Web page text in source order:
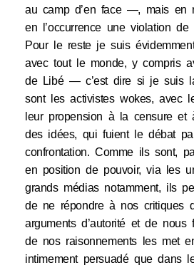
au camp d’en face —, mais en
en l’occurrence une violation
Pour le reste je suis
avec tout le monde, y compris
de Libé — c’est dire si je suis
sont les activistes wokes, avec
leur propension à la censure et
des idées, qui fuient le débat
confrontation. Comme ils sont,
en position de pouvoir, via les
grands médias notamment, ils
de ne répondre à nos critiques
arguments d’autorité et de nous
de nos raisonnements les met
intimement persuadé que dans